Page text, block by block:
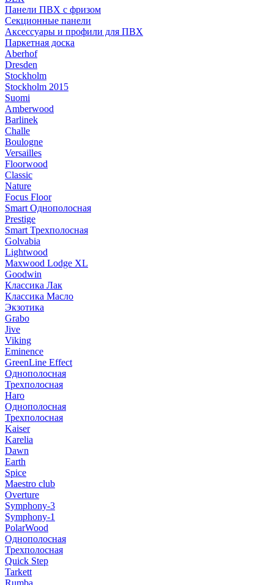
Панели ПВХ с фризом
Секционные панели
Аксессуары и профили для ПВХ
Паркетная доска
Aberhof
Dresden
Stockholm
Stockholm 2015
Suomi
Amberwood
Barlinek
Challe
Boulogne
Versailles
Floorwood
Classic
Nature
Focus Floor
Smart Однополосная
Prestige
Smart Трехполосная
Golvabia
Lightwood
Maxwood Lodge XL
Goodwin
Классика Лак
Классика Масло
Экзотика
Grabo
Jive
Viking
Eminence
GreenLine Effect
Однополосная
Трехполосная
Haro
Однополосная
Трехполосная
Kaiser
Karelia
Dawn
Earth
Spice
Maestro club
Overture
Symphony-3
Symphony-1
PolarWood
Однополосная
Трехполосная
Quick Step
Tarkett
Rumba